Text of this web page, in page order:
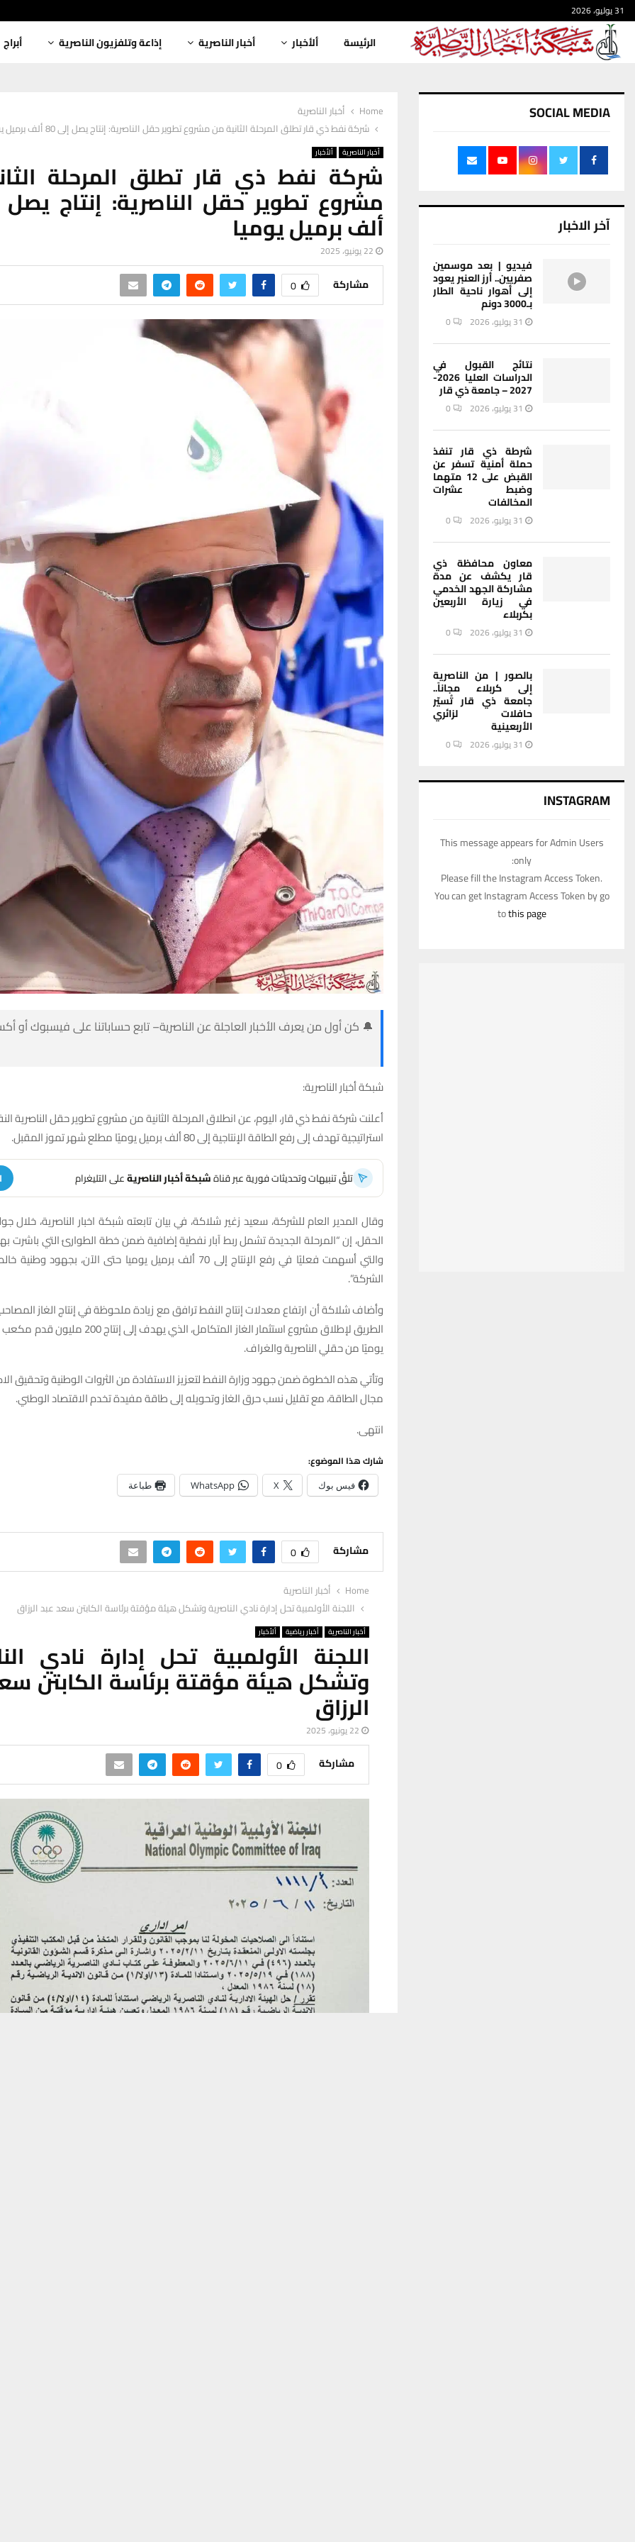
31 يوليو، 2026
الرئيسة ألأخبار أخبار الناصرية إذاعة وتلفزيون الناصرية أبراج
Home
أخبار الناصرية
شركة نفط ذي قار تطلق المرحلة الثانية من مشروع تطوير حقل الناصرية: إنتاج يصل إلى 80 ألف برميل يوميا
أخبار الناصرية ألأخبار
شركة نفط ذي قار تطلق المرحلة
ألف برميل يوميا
22 يونيو، 2025
مشاركة 0
🔔 كن أول من يعرف الأخبار العاجلة عن الناصرية– تابع حساباتنا على فيسبوك أو
شبكة أخبار الناصرية:
أعلنت شركة نفط ذي قار، اليوم، عن انطلاق المرحلة الثانية من مشروع تطوير حقل الناصرية
استراتيجية تهدف إلى رفع الطاقة الإنتاجية إلى 80 ألف برميل يوميًا مطلع شهر تموز المقبل.
تلقَّ تنبيهات وتحديثات فورية عبر قناةشبكة أخبار الناصريةعلى التليغرام
وقال المدير العام للشركة، سعيد زغير شلاكة، في بيان تابعته شبكة اخبار الناصرية، خلال
الحقل، إن “المرحلة الجديدة تشمل ربط آبار نفطية إضافية ضمن خطة الطوارئ التي باشرت
والتي أسهمت فعليًا في رفع الإنتاج إلى 70 ألف برميل يوميا حتى الآن،
الشركة”.
وأضاف شلاكة أن ارتفاع معدلات إنتاج النفط ترافق مع زيادة ملحوظة في إنتاج الغاز
الطريق لإطلاق مشروع استثمار الغاز المتكامل، الذي
يوميًا من حقلي الناصرية والغراف.
وتأتي هذه الخطوة ضمن جهود وزارة النفط لتعزيز الاستفادة من الثروات الوطنية وتحقيق
مجال الطاقة، مع تقليل نسب حرق الغاز وتحويله إلى طاقة مفيدة تخدم الاقتصاد الوطني.
انتهى.
شارك هذا الموضوع:
فيس بوك X
WhatsApp طباعة
مشاركة 0
Home
أخبار الناصرية
اللجنة الأولمبية تحل إدارة نادي الناصرية وتشكل هيئة مؤقتة برئاسة الكابتن سعد عبد الرزاق
أخبار الناصرية أخبار رياضية ألأخبار
اللجنة الأولمبية تحل إدارة نادي
وتشكل هيئة مؤقتة برئاسة الكابتن
الرزاق
22 يونيو، 2025
مشاركة 0
SOCIAL MEDIA
آخر الاخبار
فيديو | بعد موسمين
صفريين.. أرز العنبر يعود
إلى أهوار ناحية الطار
بـ3000 دونم
31 يوليو، 2026 0
نتائج القبول في
الدراسات العليا 2026-
2027 – جامعة ذي قار
31 يوليو، 2026 0
شرطة ذي قار تنفذ
حملة أمنية تسفر عن
القبض على 12 متهما
وضبط عشرات
المخالفات
31 يوليو، 2026 0
معاون محافظة ذي
قار يكشف عن مدة
مشاركة الجهد الخدمي
في زيارة الأربعين
بكربلاء
31 يوليو، 2026 0
بالصور | من الناصرية
إلى كربلاء مجاناً..
جامعة ذي قار تُسيّر
حافلات لزائري
الأربعينية
31 يوليو، 2026 0
INSTAGRAM
This message appears for Admin Users
only:
Please fill the Instagram Access Token.
You can get Instagram Access Token by go
tothis page